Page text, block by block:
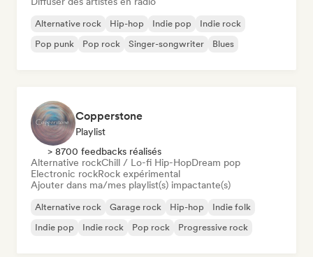
Alternative rock Hip-hop Indie pop
Indie rock
Pop punk
Pop rock Singer-songwriter Blues
Copperstone
Playlist
> 8700 feedbacks réalisés
Alternative rockChill / Lo-fi Hip-HopDream pop
Electronic rockRock expérimental
Ajouter dans ma/mes playlist(s) impactante(s)
Alternative rock Garage rock Hip-hop
Indie folk
Indie pop
Indie rock Pop rock Progressive rock